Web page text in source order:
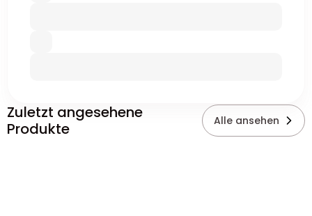
Zuletzt angesehene
Produkte
Alle ansehen